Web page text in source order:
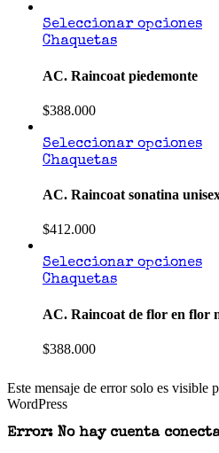
Seleccionar opciones
Chaquetas
AC. Raincoat piedemonte
$388.000
Seleccionar opciones
Chaquetas
AC. Raincoat sonatina
$412.000
Seleccionar opciones
Chaquetas
AC. Raincoat de flor en flor
$388.000
Este mensaje de error solo es visible
WordPress
Error: No hay cuenta